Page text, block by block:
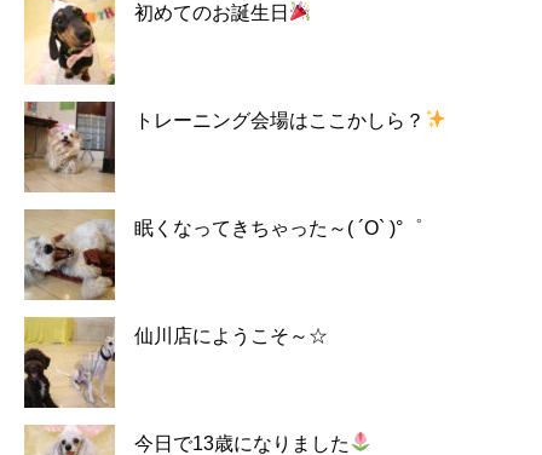
初めてのお誕生日
トレーニング会場はここかしら？
眠くなってきちゃった～( ´O` )°゜
仙川店にようこそ～☆
今日で13歳になりました